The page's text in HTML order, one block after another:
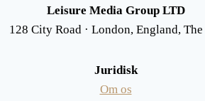
Leisure Media Group LTD
128 City Road · London, England,
Juridisk
Om os